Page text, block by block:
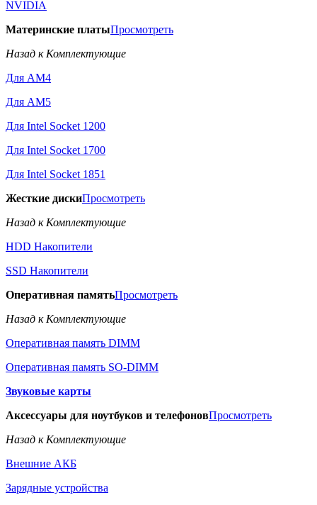
NVIDIA
Материнские платыПросмотреть
Назад к Комплектующие
Для AM4
Для AM5
Для Intel Socket 1200
Для Intel Socket 1700
Для Intel Socket 1851
Жесткие дискиПросмотреть
Назад к Комплектующие
HDD Накопители
SSD Накопители
Оперативная памятьПросмотреть
Назад к Комплектующие
Оперативная память DIMM
Оперативная память SO-DIMM
Звуковые карты
Аксессуары для ноутбуков и телефоновПросмотреть
Назад к Комплектующие
Внешние АКБ
Зарядные устройства